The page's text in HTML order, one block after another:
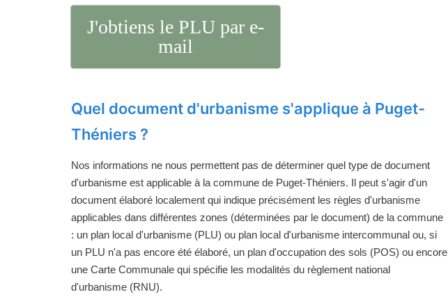
J'obtiens le PLU par e-
mail
Quel document d'urbanisme s'applique à Puget-
Théniers ?
Nos informations ne nous permettent pas de déterminer quel type de document
d'urbanisme est applicable à la commune de Puget-Théniers. Il peut s'agir d'un
document élaboré localement qui indique précisément les règles d'urbanisme
applicables dans différentes zones (déterminées par le document) de la commune
: un plan local d'urbanisme (PLU) ou plan local d'urbanisme intercommunal ou, si
un PLU n'a pas encore été élaboré, un plan d'occupation des sols (POS) ou encore
une Carte Communale qui spécifie les modalités du règlement national
d'urbanisme (RNU).